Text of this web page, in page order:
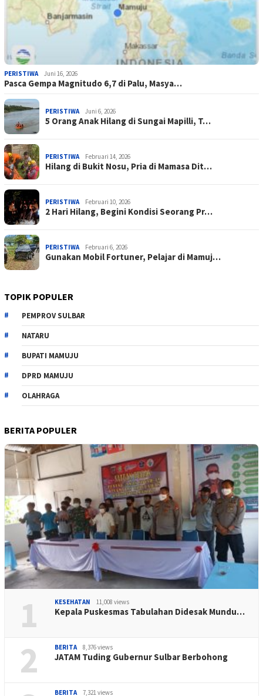
PERISTIWA Juni 16, 2026
Pasca Gempa Magnitudo 6,7 di Palu, Masya…
PERISTIWA Juni 6, 2026
5 Orang Anak Hilang di Sungai Mapilli, T…
PERISTIWA Februari 14, 2026
Hilang di Bukit Nosu, Pria di Mamasa Dit…
PERISTIWA Februari 10, 2026
2 Hari Hilang, Begini Kondisi Seorang Pr…
PERISTIWA Februari 6, 2026
Gunakan Mobil Fortuner, Pelajar di Mamuj…
TOPIK POPULER
PEMPROV SULBAR
NATARU
BUPATI MAMUJU
DPRD MAMUJU
OLAHRAGA
BERITA POPULER
1 KESEHATAN 11,008 views
Kepala Puskesmas Tabulahan Didesak Mundu…
2 BERITA 8,376 views
JATAM Tuding Gubernur Sulbar Berbohong
BERITA 7,321 views